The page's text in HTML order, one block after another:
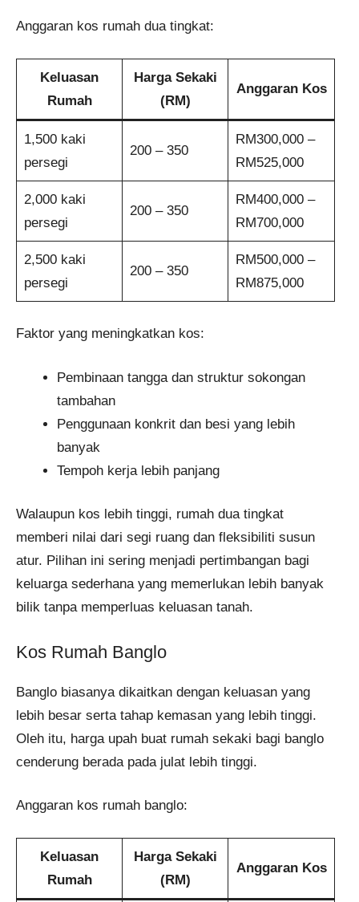
Anggaran kos rumah dua tingkat:
Keluasan
Rumah
Harga Sekaki
(RM)
Anggaran Kos
1,500 kaki
persegi
200 – 350
RM300,000 –
RM525,000
2,000 kaki
persegi
200 – 350
RM400,000 –
RM700,000
2,500 kaki
persegi
200 – 350
RM500,000 –
RM875,000
Faktor yang meningkatkan kos:
Pembinaan tangga dan struktur sokongan
tambahan
Penggunaan konkrit dan besi yang lebih
banyak
Tempoh kerja lebih panjang
Walaupun kos lebih tinggi, rumah dua tingkat
memberi nilai dari segi ruang dan fleksibiliti susun
atur. Pilihan ini sering menjadi pertimbangan bagi
keluarga sederhana yang memerlukan lebih banyak
bilik tanpa memperluas keluasan tanah.
Kos Rumah Banglo
Banglo biasanya dikaitkan dengan keluasan yang
lebih besar serta tahap kemasan yang lebih tinggi.
Oleh itu, harga upah buat rumah sekaki bagi banglo
cenderung berada pada julat lebih tinggi.
Anggaran kos rumah banglo:
Keluasan
Rumah
Harga Sekaki
(RM)
Anggaran Kos